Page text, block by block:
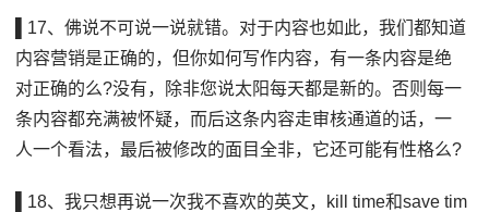
▌17、佛说不可说一说就错。对于内容也如此，我们都知道
内容营销是正确的，但你如何写作内容，有一条内容是绝
对正确的么?没有，除非您说太阳每天都是新的。否则每一
条内容都充满被怀疑，而后这条内容走审核通道的话，一
人一个看法，最后被修改的面目全非，它还可能有性格么?
▌18、我只想再说一次我不喜欢的英文，kill time和save tim